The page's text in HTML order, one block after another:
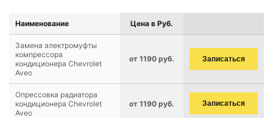
Наименование Цена в Руб.
Замена электромуфты
компрессора
кондиционера Chevrolet
Aveo
от 1190 руб. Записаться
Опрессовка радиатора
кондиционера Chevrolet
Aveo
от 1190 руб. Записаться